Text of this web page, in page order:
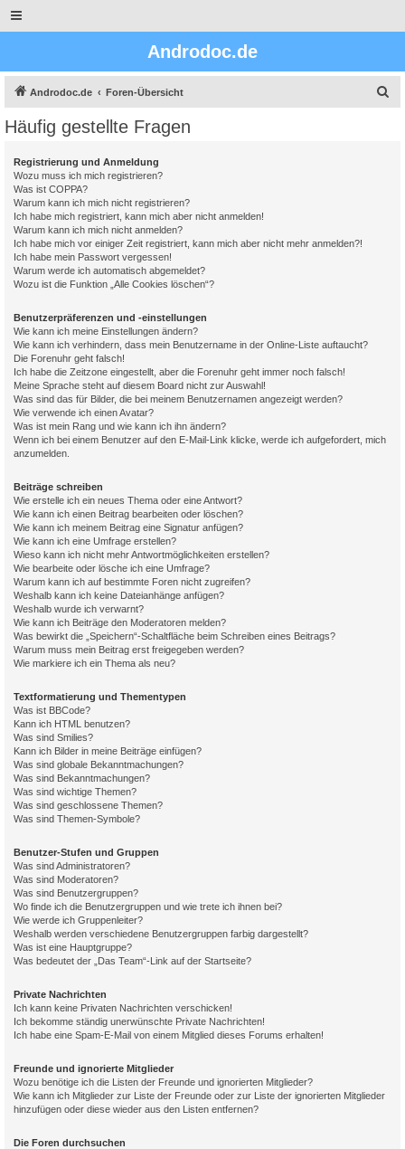
Androdoc.de
Androdoc.de Foren-Übersicht
Häufig gestellte Fragen
Registrierung und Anmeldung
Wozu muss ich mich registrieren?
Was ist COPPA?
Warum kann ich mich nicht registrieren?
Ich habe mich registriert, kann mich aber nicht anmelden!
Warum kann ich mich nicht anmelden?
Ich habe mich vor einiger Zeit registriert, kann mich aber nicht mehr anmelden?!
Ich habe mein Passwort vergessen!
Warum werde ich automatisch abgemeldet?
Wozu ist die Funktion „Alle Cookies löschen“?
Benutzerpräferenzen und -einstellungen
Wie kann ich meine Einstellungen ändern?
Wie kann ich verhindern, dass mein Benutzername in der Online-Liste auftaucht?
Die Forenuhr geht falsch!
Ich habe die Zeitzone eingestellt, aber die Forenuhr geht immer noch falsch!
Meine Sprache steht auf diesem Board nicht zur Auswahl!
Was sind das für Bilder, die bei meinem Benutzernamen angezeigt werden?
Wie verwende ich einen Avatar?
Was ist mein Rang und wie kann ich ihn ändern?
Wenn ich bei einem Benutzer auf den E-Mail-Link klicke, werde ich aufgefordert, mich
anzumelden.
Beiträge schreiben
Wie erstelle ich ein neues Thema oder eine Antwort?
Wie kann ich einen Beitrag bearbeiten oder löschen?
Wie kann ich meinem Beitrag eine Signatur anfügen?
Wie kann ich eine Umfrage erstellen?
Wieso kann ich nicht mehr Antwortmöglichkeiten erstellen?
Wie bearbeite oder lösche ich eine Umfrage?
Warum kann ich auf bestimmte Foren nicht zugreifen?
Weshalb kann ich keine Dateianhänge anfügen?
Weshalb wurde ich verwarnt?
Wie kann ich Beiträge den Moderatoren melden?
Was bewirkt die „Speichern“-Schaltfläche beim Schreiben eines Beitrags?
Warum muss mein Beitrag erst freigegeben werden?
Wie markiere ich ein Thema als neu?
Textformatierung und Thementypen
Was ist BBCode?
Kann ich HTML benutzen?
Was sind Smilies?
Kann ich Bilder in meine Beiträge einfügen?
Was sind globale Bekanntmachungen?
Was sind Bekanntmachungen?
Was sind wichtige Themen?
Was sind geschlossene Themen?
Was sind Themen-Symbole?
Benutzer-Stufen und Gruppen
Was sind Administratoren?
Was sind Moderatoren?
Was sind Benutzergruppen?
Wo finde ich die Benutzergruppen und wie trete ich ihnen bei?
Wie werde ich Gruppenleiter?
Weshalb werden verschiedene Benutzergruppen farbig dargestellt?
Was ist eine Hauptgruppe?
Was bedeutet der „Das Team“-Link auf der Startseite?
Private Nachrichten
Ich kann keine Privaten Nachrichten verschicken!
Ich bekomme ständig unerwünschte Private Nachrichten!
Ich habe eine Spam-E-Mail von einem Mitglied dieses Forums erhalten!
Freunde und ignorierte Mitglieder
Wozu benötige ich die Listen der Freunde und ignorierten Mitglieder?
Wie kann ich Mitglieder zur Liste der Freunde oder zur Liste der ignorierten Mitglieder
hinzufügen oder diese wieder aus den Listen entfernen?
Die Foren durchsuchen